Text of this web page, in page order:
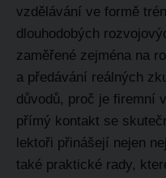
vzdělávání ve formě
dlouhodobých
zaměřené zejména na
a předávání reálných
důvodů, proč je firemní
přímý kontakt se
lektoři přinášejí nejen
také praktické rady,